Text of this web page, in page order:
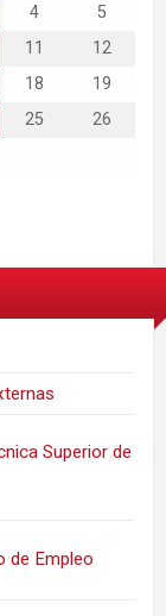
4
5
11
12
18
19
25
26
Superior de
de Empleo